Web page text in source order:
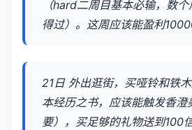
（hard二周目基本必输，数
得过）。这周应该能盈利
21日 外出逛街，买哑铃和铁
本经历之书，应该能触发香澄
要），买足够的礼物送到100